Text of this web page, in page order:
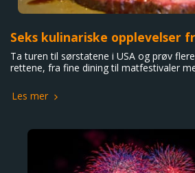
Seks kulinariske opplevelser
Ta turen til sørstatene i USA og prøv
rettene, fra fine dining til matfestivaler
Les mer